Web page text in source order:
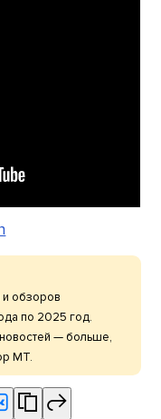
и обзоров
по 2025 год.
— больше,
МТ.